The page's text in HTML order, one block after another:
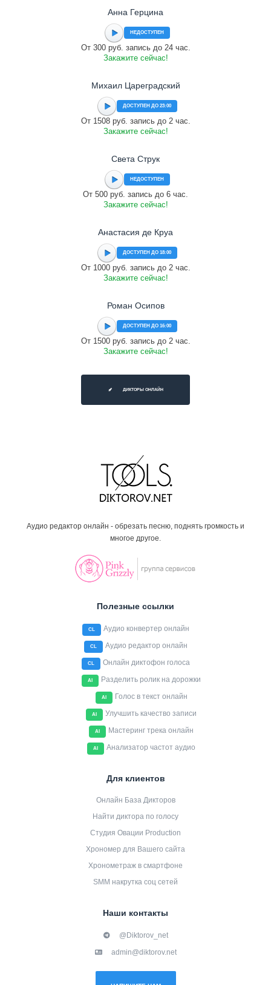
Анна Герцина
НЕДОСТУПЕН
От 300 руб. запись до 24 час.
Закажите сейчас!
Михаил Цареградский
ДОСТУПЕН ДО 23:00
От 1508 руб. запись до 2 час.
Закажите сейчас!
Света Струк
НЕДОСТУПЕН
От 500 руб. запись до 6 час.
Закажите сейчас!
Анастасия де Круа
ДОСТУПЕН ДО 18:00
От 1000 руб. запись до 2 час.
Закажите сейчас!
Роман Осипов
ДОСТУПЕН ДО 16:00
От 1500 руб. запись до 2 час.
Закажите сейчас!
ДИКТОРЫ ОНЛАЙН
Аудио редактор онлайн - обрезать песню, поднять громкость и
многое другое.
Полезные ссылки
CL Аудио конвертер онлайн
CL Аудио редактор онлайн
CL Онлайн диктофон голоса
AI Разделить ролик на дорожки
AI Голос в текст онлайн
AI Улучшить качество записи
AI Мастеринг трека онлайн
AI Анализатор частот аудио
Для клиентов
Онлайн База Дикторов
Найти диктора по голосу
Студия Овации Production
Хрономер для Вашего сайта
Хронометраж в смартфоне
SMM накрутка соц сетей
Наши контакты
@Diktorov_net
admin@diktorov.net